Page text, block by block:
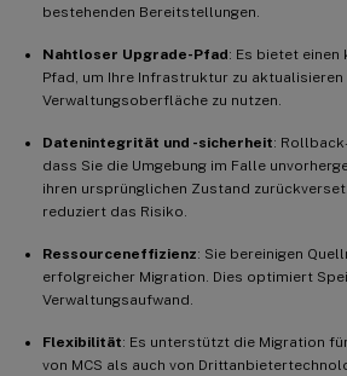
bestehenden Bereitstellungen.
Nahtloser Upgrade-Pfad: Es bietet
Pfad, um Ihre Infrastruktur zu aktualisieren
Verwaltungsoberfläche zu nutzen.
Datenintegrität und -sicherheit:
dass Sie die Umgebung im Falle
ihren ursprünglichen Zustand
reduziert das Risiko.
Ressourceneffizienz: Sie bereinigen
erfolgreicher Migration. Dies optimiert
Verwaltungsaufwand.
Flexibilität: Es unterstützt die Migration
von MCS als auch von